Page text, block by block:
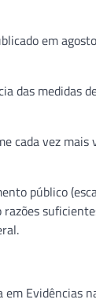
em
das medidas
cada vez mais
público
Evidências